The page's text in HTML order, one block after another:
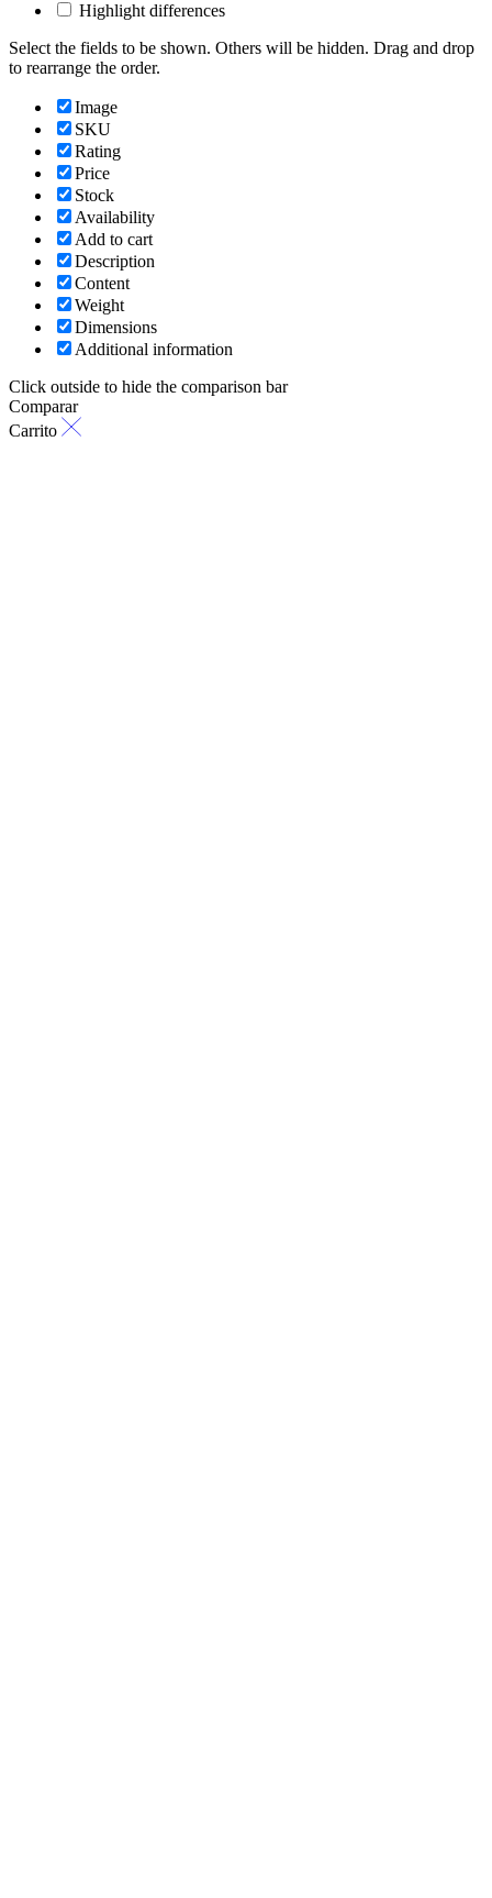
Highlight differences
Select the fields to be shown. Others will be hidden. Drag and drop
to rearrange the order.
Image
SKU
Rating
Price
Stock
Availability
Add to cart
Description
Content
Weight
Dimensions
Additional information
Click outside to hide the comparison bar
Comparar
Carrito